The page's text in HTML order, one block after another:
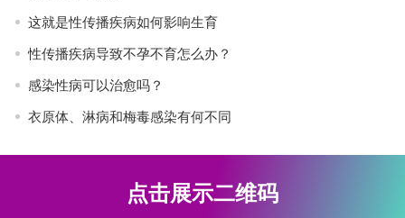
这就是性传播疾病如何影响生育
性传播疾病导致不孕不育怎么办？
感染性病可以治愈吗？
衣原体、淋病和梅毒感染有何不同
点击展示二维码